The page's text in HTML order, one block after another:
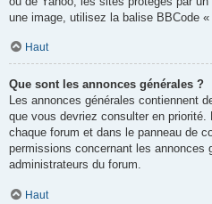
une image, utilisez la balise BBCode «
Haut
Que sont les annonces générales ?
Les annonces générales contiennent
que vous devriez consulter en
chaque forum et dans le panneau de
permissions concernant les annonces
administrateurs du forum.
Haut